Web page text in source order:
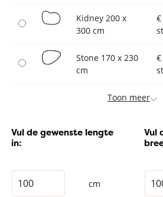
Kidney 200 x
300 cm
Stone 170 x 230
cm
Toon meer
Vul de gewenste lengte
in:
cm
Vul